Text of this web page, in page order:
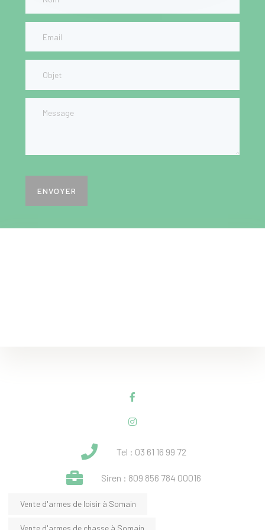
Tel : 03 61 16 99 72
Siren : 809 856 784 00016
Vente d'armes de loisir à Somain